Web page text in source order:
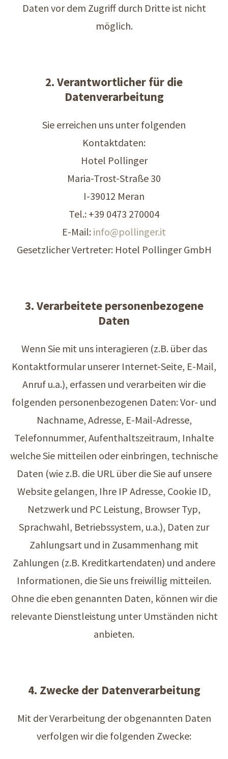
Daten vor dem Zugriff durch Dritte ist nicht
möglich.
2. Verantwortlicher für die
Datenverarbeitung
Sie erreichen uns unter folgenden
Kontaktdaten:
Hotel Pollinger
Maria-Trost-Straße 30
I-39012 Meran
Tel.: +39 0473 270004
E-Mail: info@pollinger.it
Gesetzlicher Vertreter: Hotel Pollinger GmbH
3. Verarbeitete personenbezogene
Daten
Wenn Sie mit uns interagieren (z.B. über das
Kontaktformular unserer Internet-Seite, E-Mail,
Anruf u.a.), erfassen und verarbeiten wir die
folgenden personenbezogenen Daten: Vor- und
Nachname, Adresse, E-Mail-Adresse,
Telefonnummer, Aufenthaltszeitraum, Inhalte
welche Sie mitteilen oder einbringen, technische
Daten (wie z.B. die URL über die Sie auf unsere
Website gelangen, Ihre IP Adresse, Cookie ID,
Netzwerk und PC Leistung, Browser Typ,
Sprachwahl, Betriebssystem, u.a.), Daten zur
Zahlungsart und in Zusammenhang mit
Zahlungen (z.B. Kreditkartendaten) und andere
Informationen, die Sie uns freiwillig mitteilen.
Ohne die eben genannten Daten, können wir die
relevante Dienstleistung unter Umständen nicht
anbieten.
4. Zwecke der Datenverarbeitung
Mit der Verarbeitung der obgenannten Daten
verfolgen wir die folgenden Zwecke: